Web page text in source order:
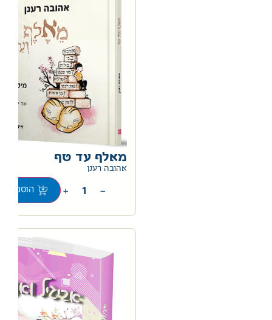
מאלף עד טף
אהובה רענן
−
+ הוספה